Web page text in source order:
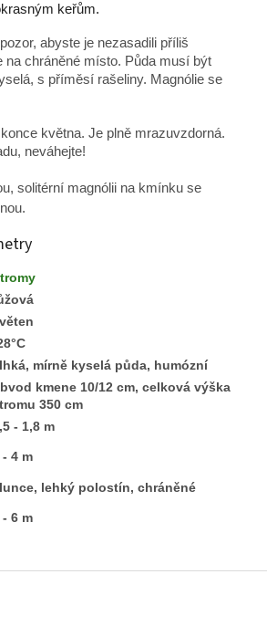
keřům.
abyste je nezasadili příliš
na chráněné místo. Půda musí být
s příměsí rašeliny. Magnólie se
května. Je plně mrazuvzdorná.
neváhejte!
solitérní magnólii na kmínku se
mírně kyselá půda, humózní
kmene 10/12 cm, celková výška
350 cm
- 1,8 m
- 4 m
lehký polostín, chráněné
- 6 m